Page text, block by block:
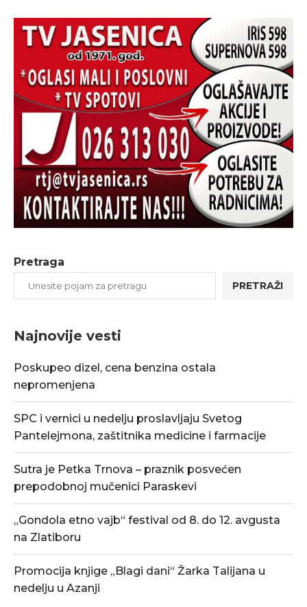
Pretraga
PRETRAŽI
Najnovije vesti
Poskupeo dizel, cena benzina ostala
nepromenjena
SPC i vernici u nedelju proslavljaju Svetog
Pantelejmona, zaštitnika medicine i farmacije
Sutra je Petka Trnova – praznik posvećen
prepodobnoj mučenici Paraskevi
„Gondola etno vajb“ festival od 8. do 12. avgusta
na Zlatiboru
Promocija knjige „Blagi dani“ Žarka Talijana u
nedelju u Azanji